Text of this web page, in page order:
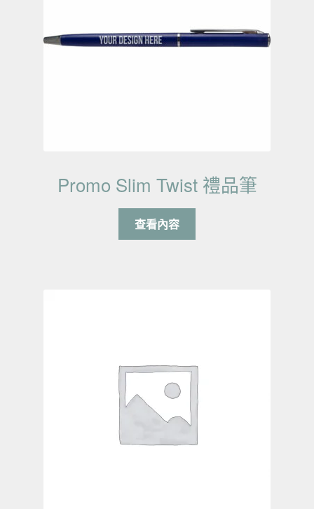
Promo Slim Twist 禮品筆
查看內容